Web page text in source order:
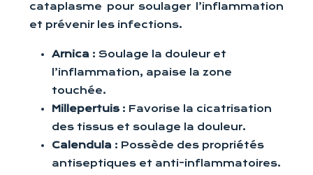
cataplasme pour soulager l’inflammation
et prévenir les infections.
Arnica : Soulage la douleur et
l’inflammation, apaise la zone
touchée.
Millepertuis : Favorise la cicatrisation
des tissus et soulage la douleur.
Calendula : Possède des propriétés
antiseptiques et anti-inflammatoires.